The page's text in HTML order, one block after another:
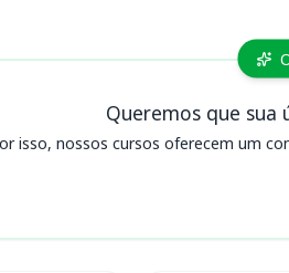
Queremos que sua
isso, nossos cursos oferecem um